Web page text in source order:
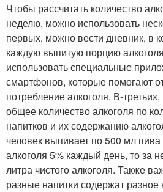
Чтобы рассчитать количество
неделю, можно использовать
первых, можно вести дневник, в
каждую выпитую порцию
использовать специальные
смартфонов, которые помогают
потребление алкоголя. В-
общее количество алкоголя по
напитков и их содержанию
человек выпивает по 500 мл
алкоголя 5% каждый день, то за
литра чистого алкоголя. Также
разные напитки содержат разное